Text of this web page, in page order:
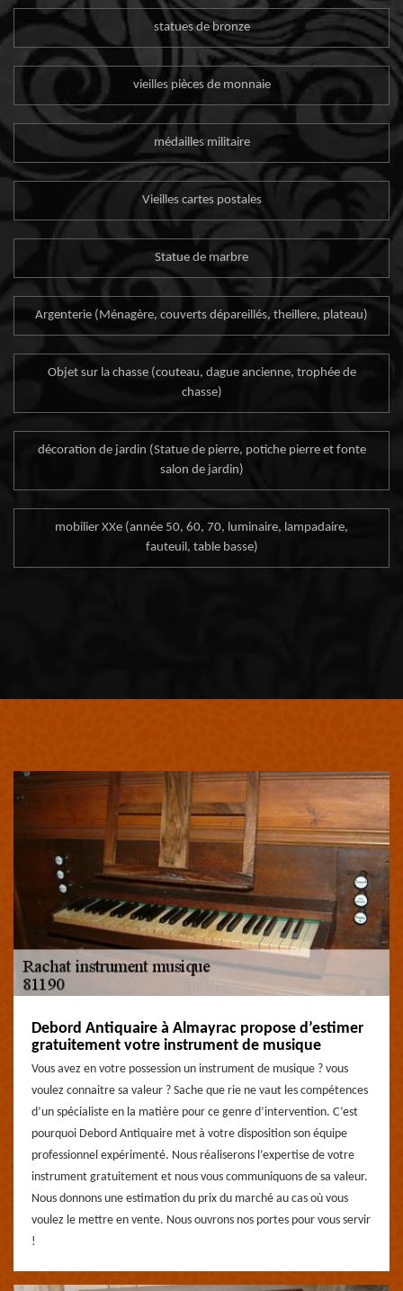
statues de bronze
vieilles pièces de monnaie
médailles militaire
Vieilles cartes postales
Statue de marbre
Argenterie (Ménagère, couverts dépareillés, theillere, plateau)
Objet sur la chasse (couteau, dague ancienne, trophée de
chasse)
décoration de jardin (Statue de pierre, potiche pierre et fonte
salon de jardin)
mobilier XXe (année 50, 60, 70, luminaire, lampadaire,
fauteuil, table basse)
Debord Antiquaire à Almayrac propose d’estimer
gratuitement votre instrument de musique
Vous avez en votre possession un instrument de musique ? vous
voulez connaitre sa valeur ? Sache que rie ne vaut les compétences
d’un spécialiste en la matière pour ce genre d’intervention. C’est
pourquoi Debord Antiquaire met à votre disposition son équipe
professionnel expérimenté. Nous réaliserons l’expertise de votre
instrument gratuitement et nous vous communiquons de sa valeur.
Nous donnons une estimation du prix du marché au cas où vous
voulez le mettre en vente. Nous ouvrons nos portes pour vous servir
!